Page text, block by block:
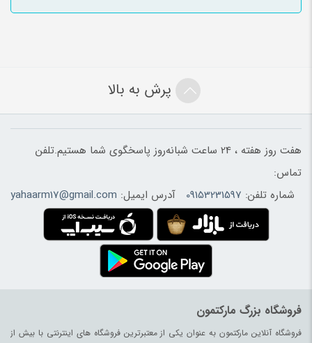
پرش به بالا
هفت روز هفته ، 24 ساعت شبانه‌روز پاسخگوی شما هستیم.تلفن
تماس:
شماره تلفن: 09153231597 آدرس ایمیل: yahaarm17@gmail.com
فروشگاه بزرگ مارکتمون
فروشگاه آنلاین مارکتمون به عنوان یکی از معتبرترین فروشگاه های اینترنتی با بیش از